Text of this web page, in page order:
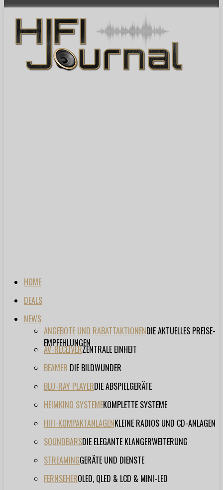
HOME
DEALS
NEWS
ANGEBOTE UND RABATTAKTIONENDIE AKTUELLES PREISE-
EMPFEHLUNGEN
AV-RECEIVERZENTRALE EINHEIT
BEAMER DIE BILDWUNDER
BLU-RAY PLAYERDIE ABSPIELGERÄTE
HEIMKINO SYSTEMEKOMPLETTE SYSTEME
HIFI-KOMPAKTANLAGENKLEINE RADIOS UND CD-ANLAGEN
SOUNDBARSDIE ELEGANTE KLANGERWEITERUNG
STREAMINGGERÄTE UND DIENSTE
FERNSEHEROLED, QLED & LCD & MINI-LED